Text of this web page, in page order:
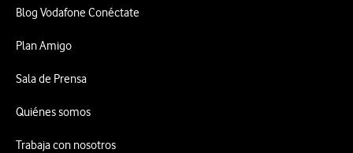
Blog Vodafone Conéctate
Plan Amigo
Sala de Prensa
Quiénes somos
Trabaja con nosotros